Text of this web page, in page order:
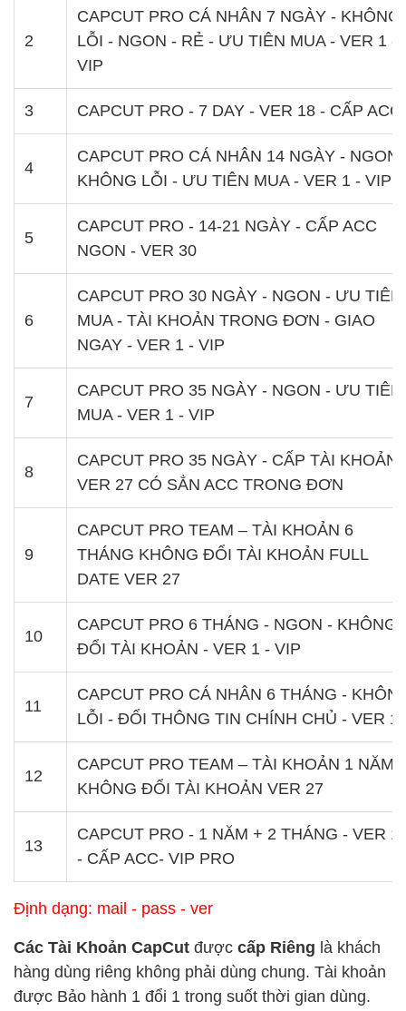
2
CAPCUT PRO CÁ NHÂN 7 NGÀY - KHÔNG
LỖI - NGON - RẺ - ƯU TIÊN MUA - VER 1 -
VIP
3 CAPCUT PRO - 7 DAY - VER 18 - CẤP ACC
4
CAPCUT PRO CÁ NHÂN 14 NGÀY - NGON
KHÔNG LỖI - ƯU TIÊN MUA - VER 1 - VIP
5
CAPCUT PRO - 14-21 NGÀY - CẤP ACC
NGON - VER 30
6
CAPCUT PRO 30 NGÀY - NGON - ƯU TIÊN
MUA - TÀI KHOẢN TRONG ĐƠN - GIAO
NGAY - VER 1 - VIP
7
CAPCUT PRO 35 NGÀY - NGON - ƯU TIÊN
MUA - VER 1 - VIP
8
CAPCUT PRO 35 NGÀY - CẤP TÀI KHOẢN
VER 27 CÓ SẲN ACC TRONG ĐƠN
9
CAPCUT PRO TEAM – TÀI KHOẢN 6
THÁNG KHÔNG ĐỔI TÀI KHOẢN FULL
DATE VER 27
10
CAPCUT PRO 6 THÁNG - NGON - KHÔNG
ĐỔI TÀI KHOẢN - VER 1 - VIP
11
CAPCUT PRO CÁ NHÂN 6 THÁNG -
LỖI - ĐỔI THÔNG TIN CHÍNH CHỦ - VER 1
12
CAPCUT PRO TEAM – TÀI KHOẢN 1 NĂM
KHÔNG ĐỔI TÀI KHOẢN VER 27
13
CAPCUT PRO - 1 NĂM + 2 THÁNG - VER
- CẤP ACC- VIP PRO
Định dạng: mail - pass - ver
Các Tài Khoản CapCut được cấp Riêng là khách
hàng dùng riêng không phải dùng chung. Tài khoản
được Bảo hành 1 đổi 1 trong suốt thời gian dùng.